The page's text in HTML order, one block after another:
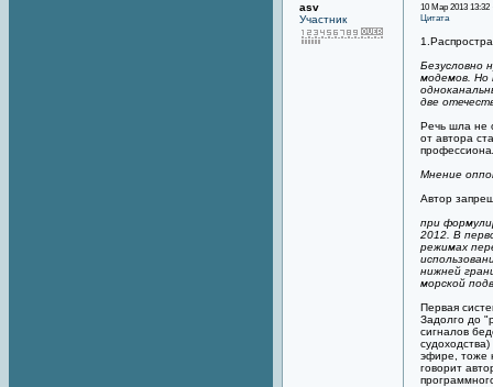
asv
Участник
10 Мар 2013 13:32
Цитата
Безусловно
модемов. Но
две
Речь шла не
от автора
Мнение
Автор
при
2012. В
режимах
нижней
морской
Первая
Задолго до
сигналов
эфире, тоже
говорит